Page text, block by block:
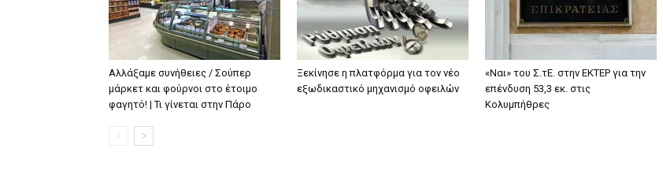
Αλλάξαμε συνήθειες / Σούπερ
μάρκετ και φούρνοι στο έτοιμο
φαγητό! | Τι γίνεται στην Πάρο
Ξεκίνησε η πλατφόρμα για τον νέο
εξωδικαστικό μηχανισμό οφειλών
«Ναι» του Σ.τΕ. στην ΕΚΤΕΡ για την
επένδυση 53,3 εκ. στις
Κολυμπήθρες